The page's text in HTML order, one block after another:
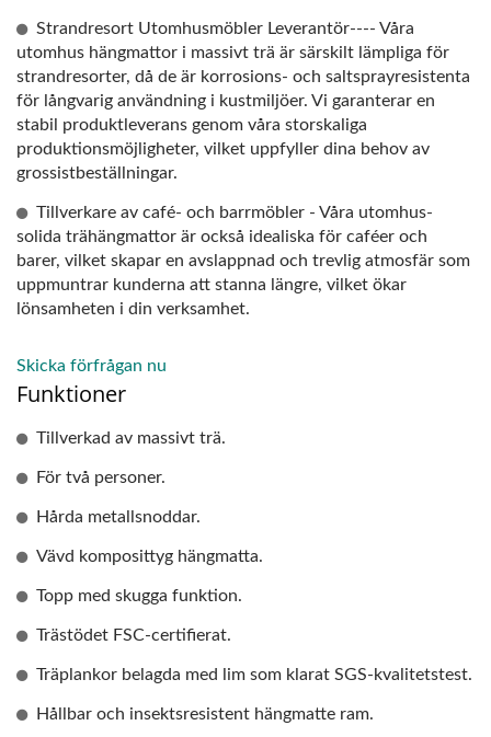
Strandresort Utomhusmöbler Leverantör---- Våra
utomhus hängmattor i massivt trä är särskilt lämpliga för
strandresorter, då de är korrosions- och saltsprayresistenta
för långvarig användning i kustmiljöer. Vi garanterar en
stabil produktleverans genom våra storskaliga
produktionsmöjligheter, vilket uppfyller dina behov av
grossistbeställningar.
Tillverkare av café- och barrmöbler - Våra utomhus-
solida trähängmattor är också idealiska för caféer och
barer, vilket skapar en avslappnad och trevlig atmosfär som
uppmuntrar kunderna att stanna längre, vilket ökar
lönsamheten i din verksamhet.
Skicka förfrågan nu
Funktioner
Tillverkad av massivt trä.
För två personer.
Hårda metallsnoddar.
Vävd komposittyg hängmatta.
Topp med skugga funktion.
Trästödet FSC-certifierat.
Träplankor belagda med lim som klarat SGS-kvalitetstest.
Hållbar och insektsresistent hängmatte ram.